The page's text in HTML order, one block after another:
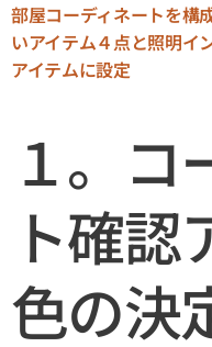
部屋コーディネートを構
いアイテム４点と照明イ
アイテムに設定
１。コ
ト確認
色の決